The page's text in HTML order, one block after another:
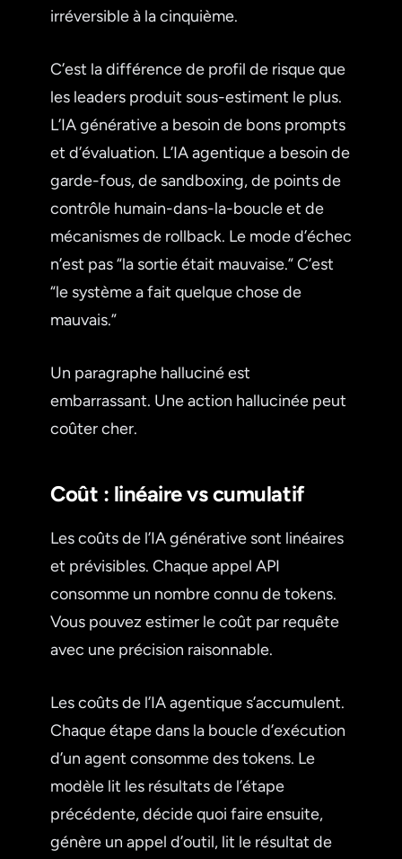
irréversible à la cinquième.
C’est la différence de profil de risque que
les leaders produit sous-estiment le plus.
L’IA générative a besoin de bons prompts
et d’évaluation. L’IA agentique a besoin de
garde-fous, de sandboxing, de points de
contrôle humain-dans-la-boucle et de
mécanismes de rollback. Le mode d’échec
n’est pas “la sortie était mauvaise.” C’est
“le système a fait quelque chose de
mauvais.”
Un paragraphe halluciné est
embarrassant. Une action hallucinée peut
coûter cher.
Coût : linéaire vs cumulatif
Les coûts de l’IA générative sont linéaires
et prévisibles. Chaque appel API
consomme un nombre connu de tokens.
Vous pouvez estimer le coût par requête
avec une précision raisonnable.
Les coûts de l’IA agentique s’accumulent.
Chaque étape dans la boucle d’exécution
d’un agent consomme des tokens. Le
modèle lit les résultats de l’étape
précédente, décide quoi faire ensuite,
génère un appel d’outil, lit le résultat de